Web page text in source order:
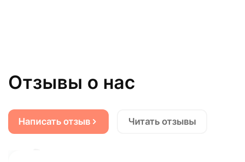
Отзывы о нас
Написать отзыв Читать отзывы